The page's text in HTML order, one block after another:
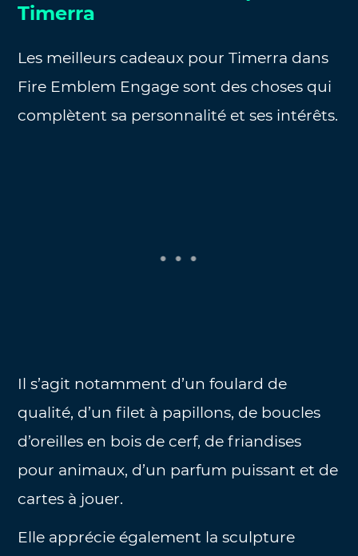
Timerra
Les meilleurs cadeaux pour Timerra dans
Fire Emblem Engage sont des choses qui
complètent sa personnalité et ses intérêts.
Il s’agit notamment d’un foulard de
qualité, d’un filet à papillons, de boucles
d’oreilles en bois de cerf, de friandises
pour animaux, d’un parfum puissant et de
cartes à jouer.
Elle apprécie également la sculpture